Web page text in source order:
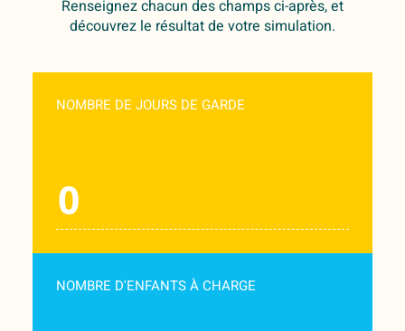
Renseignez chacun des champs ci-après, et
découvrez le résultat de votre simulation.
NOMBRE DE JOURS DE GARDE
NOMBRE D'ENFANTS À CHARGE